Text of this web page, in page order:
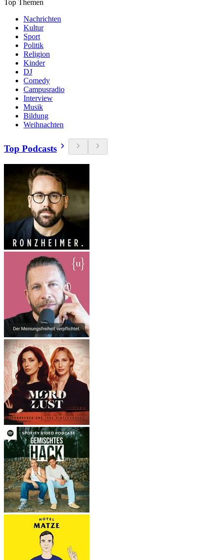
Top Themen
Nachrichten
Kultur
Sport
Politik
Religion
Kinder
DJ
Comedy
Campusradio
Interview
Musik
Bildung
Weihnachten
Top Podcasts